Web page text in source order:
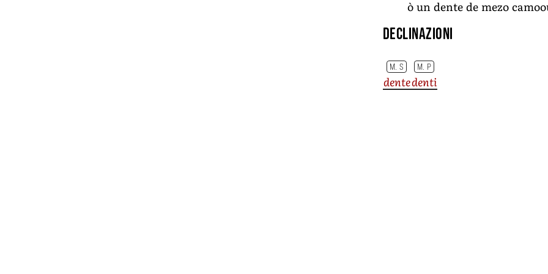
ò un dente de mezo
Declinazioni
M. S M. P
dentedenti